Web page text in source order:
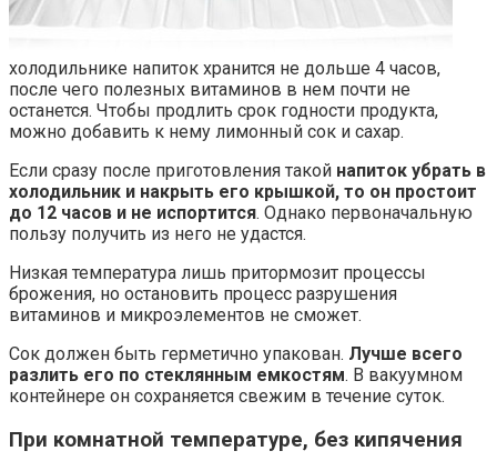
холодильнике напиток хранится не дольше 4 часов,
после чего полезных витаминов в нем почти не
останется. Чтобы продлить срок годности продукта,
можно добавить к нему лимонный сок и сахар.
Если сразу после приготовления такой напиток убрать в
холодильник и накрыть его крышкой, то он простоит
до 12 часов и не испортится. Однако первоначальную
пользу получить из него не удастся.
Низкая температура лишь притормозит процессы
брожения, но остановить процесс разрушения
витаминов и микроэлементов не сможет.
Сок должен быть герметично упакован. Лучше всего
разлить его по стеклянным емкостям. В вакуумном
контейнере он сохраняется свежим в течение суток.
При комнатной температуре, без кипячения